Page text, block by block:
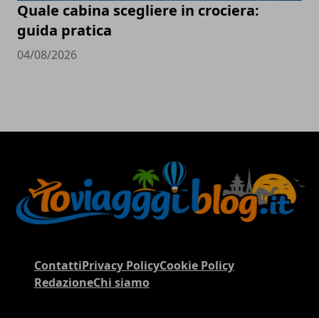
Quale cabina scegliere in crociera:
guida pratica
04/08/2026
ContattiPrivacy PolicyCookie Policy
RedazioneChi siamo